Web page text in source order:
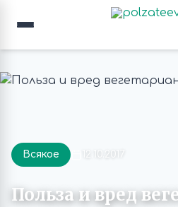
Всякое 12.10.2017
Польза и вред